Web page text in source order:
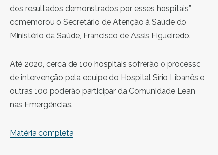
dos resultados demonstrados por esses hospitais”,
comemorou o Secretário de Atenção à Saúde do
Ministério da Saúde, Francisco de Assis Figueiredo.
Até 2020, cerca de 100 hospitais sofrerão o processo
de intervenção pela equipe do Hospital Sírio Libanês e
outras 100 poderão participar da Comunidade Lean
nas Emergências.
Matéria completa